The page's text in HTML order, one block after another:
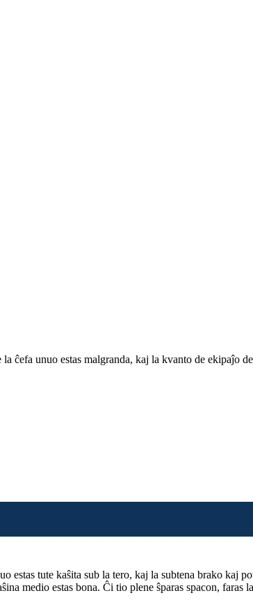
ĉefa unuo estas malgranda, kaj la kvanto de ekipaĵo
tute kaŝita sub la tero, kaj la subtena brako kaj
medio estas bona. Ĉi tio plene ŝparas spacon,